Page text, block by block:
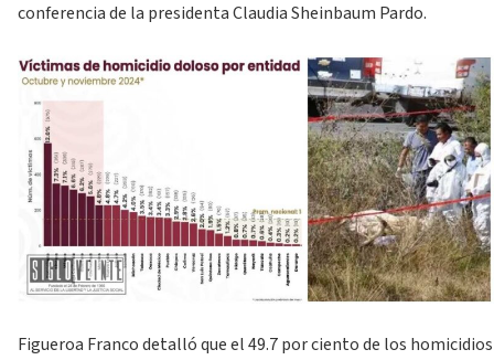
conferencia de la presidenta Claudia Sheinbaum Pardo.
Figueroa Franco detalló que el 49.7 por ciento de los homicidios